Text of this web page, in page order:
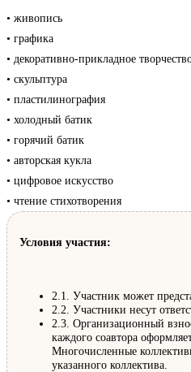
• живопись
• графика
• декоративно-прикладное
• скульптура
• пластилинография
• холодный батик
• горячий батик
• авторская кукла
• цифровое искусство
• чтение стихотворения
Условия участия:
2.1. Участник может
2.2. Участники несут
2.3. Организационный
каждого соавтора
Многочисленные
указанного коллектива.